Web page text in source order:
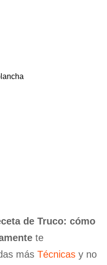
de Truco: cómo
te
más Técnicas y no